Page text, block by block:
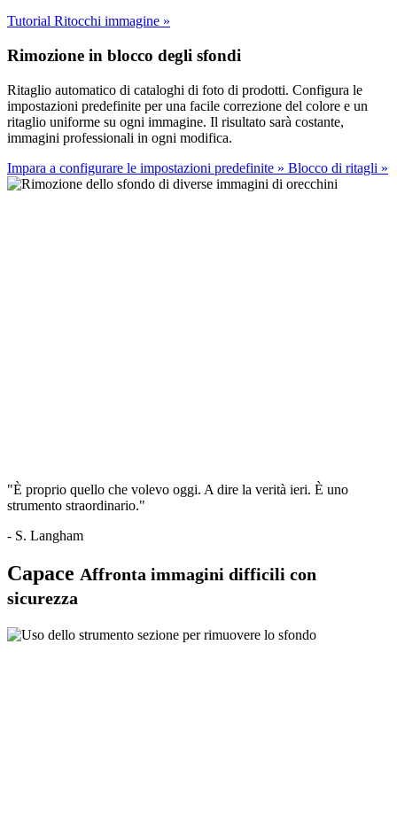
Tutorial Ritocchi immagine »
Rimozione in blocco degli sfondi
Ritaglio automatico di cataloghi di foto di prodotti. Configura le
impostazioni predefinite per una facile correzione del colore e un
ritaglio uniforme su ogni immagine. Il risultato sarà costante,
immagini professionali in ogni modifica.
Impara a configurare le impostazioni predefinite » Blocco di ritagli »
"È proprio quello che volevo oggi. A dire la verità ieri. È uno
strumento straordinario."
- S. Langham
Capace Affronta immagini difficili con
sicurezza